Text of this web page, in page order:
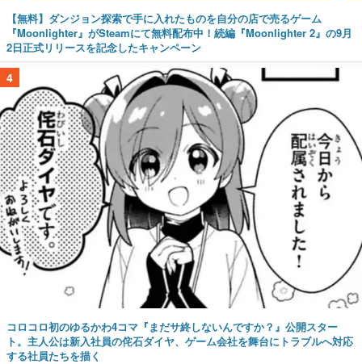
【無料】ダンジョン探索で手に入れたものを自分の店で売るゲーム
『Moonlighter』がSteamにて無料配布中！続編『Moonlighter 2』の9月
2日正式リリースを記念したキャンペーン
4
コロコロ初のゆるかわ4コマ『まだサ終しないんですか？』公開スター
ト。主人公は新入社員の侘石ダイヤ、ゲーム会社を舞台にトラブルへ対応
する社員たちを描く